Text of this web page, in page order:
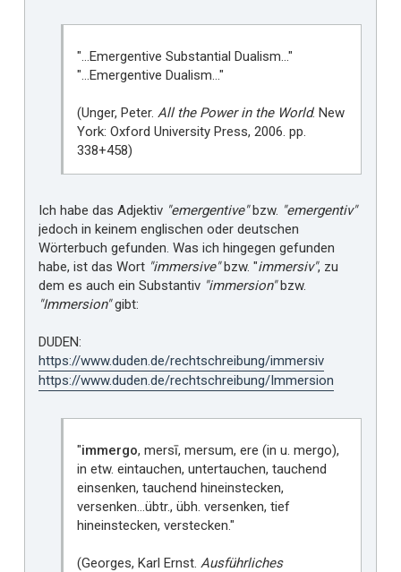
"…Emergentive Substantial Dualism…"
"…Emergentive Dualism…"
(Unger, Peter. All the Power in the World. New
York: Oxford University Press, 2006. pp.
338+458)
Ich habe das Adjektiv "emergentive"bzw. "emergentiv"
jedoch in keinem englischen oder deutschen
Wörterbuch gefunden. Was ich hingegen gefunden
habe, ist das Wort "immersive"bzw. "immersiv", zu
dem es auch ein Substantiv "immersion"bzw.
"Immersion"gibt:
DUDEN:
https://www.duden.de/rechtschreibung/immersiv
https://www.duden.de/rechtschreibung/Immersion
"immergo, mersī, mersum, ere (in u. mergo),
in etw. eintauchen, untertauchen, tauchend
einsenken, tauchend hineinstecken,
versenken…übtr., übh. versenken, tief
hineinstecken, verstecken."
(Georges, Karl Ernst. Ausführliches